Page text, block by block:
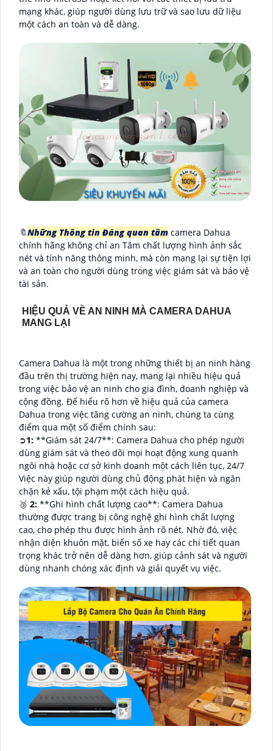
mạng khác, giúp người dùng lưu trữ và sao lưu dữ liệu
một cách an toàn và dễ dàng.
🔖Những Thông tin Đáng quan tâm camera Dahua
chính hãng không chỉ an Tâm chất lượng hình ảnh sắc
nét và tính năng thông minh, mà còn mang lại sự tiện lợi
và an toàn cho người dùng trong việc giám sát và bảo vệ
tài sản.
HIỆU QUẢ VỀ AN NINH MÀ CAMERA DAHUA
MANG LẠI
Camera Dahua là một trong những thiết bị an ninh hàng
đầu trên thị trường hiện nay, mang lại nhiều hiệu quả
trong việc bảo vệ an ninh cho gia đình, doanh nghiệp và
cộng đồng. Để hiểu rõ hơn về hiệu quả của camera
Dahua trong việc tăng cường an ninh, chúng ta cùng
điểm qua một số điểm chính sau:
➲1: **Giám sát 24/7**: Camera Dahua cho phép người
dùng giám sát và theo dõi mọi hoạt động xung quanh
ngôi nhà hoặc cơ sở kinh doanh một cách liên tục, 24/7
Việc này giúp người dùng chủ động phát hiện và ngăn
chặn kẻ xấu, tội phạm một cách hiệu quả.
🥉 2: **Ghi hình chất lượng cao**: Camera Dahua
thường được trang bị công nghệ ghi hình chất lượng
cao, cho phép thu được hình ảnh rõ nét. Nhờ đó, việc
nhận diện khuôn mặt, biển số xe hay các chi tiết quan
trọng khác trở nên dễ dàng hơn, giúp cảnh sát và người
dùng nhanh chóng xác định và giải quyết vụ việc.